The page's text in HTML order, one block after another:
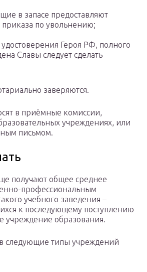
в запасе предоставляют
по увольнению;
Героя РФ, полного
Славы следует сделать
заверяются.
в приёмные комиссии,
учреждениях, или
письмом.
получают общее среднее
профессиональным
учебного заведения –
к последующему поступлению
учреждение образования.
следующие типы учреждений